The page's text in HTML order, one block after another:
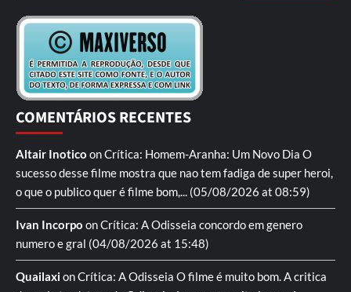
COMENTÁRIOS RECENTES
Altair Inotico onCrítica: Homem-Aranha: Um Novo Dia O
sucesso desse filme mostra que nao tem fadiga de super heroi,
o que o publico quer é filme bom,... (05/08/2026 at 08:59)
Ivan Incorpo onCrítica: A Odisseia concordo em genero
numero e gral (04/08/2026 at 15:48)
QuailaxionCrítica: A Odisseia O filme é muito bom. A critica